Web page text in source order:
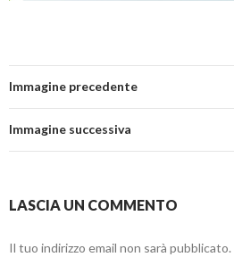
Immagine precedente
Immagine successiva
LASCIA UN COMMENTO
Il tuo indirizzo email non sarà pubblicato.